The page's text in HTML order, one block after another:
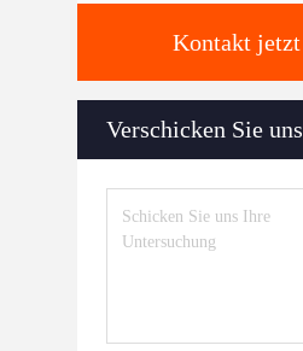
Kontakt jetzt
Verschicken Sie uns